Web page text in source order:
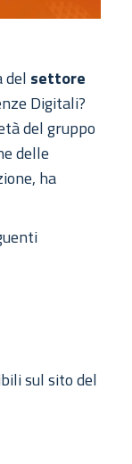
del settore
Digitali?
del gruppo
delle
ha
sul sito del